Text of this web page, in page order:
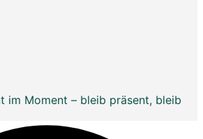
im Moment – bleib präsent, bleib